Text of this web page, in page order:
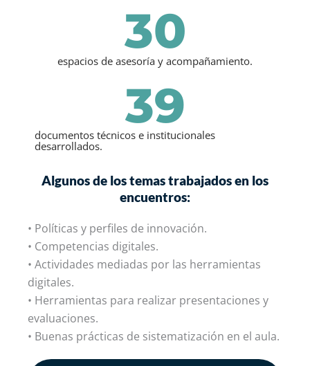
espacios de asesoría y acompañamiento.
30
documentos técnicos e institucionales
desarrollados.
39
Algunos de los temas trabajados en los
encuentros:
• Políticas y perfiles de innovación.
• Competencias digitales.
• Actividades mediadas por las herramientas
digitales.
• Herramientas para realizar presentaciones y
evaluaciones.
• Buenas prácticas de sistematización en el aula.